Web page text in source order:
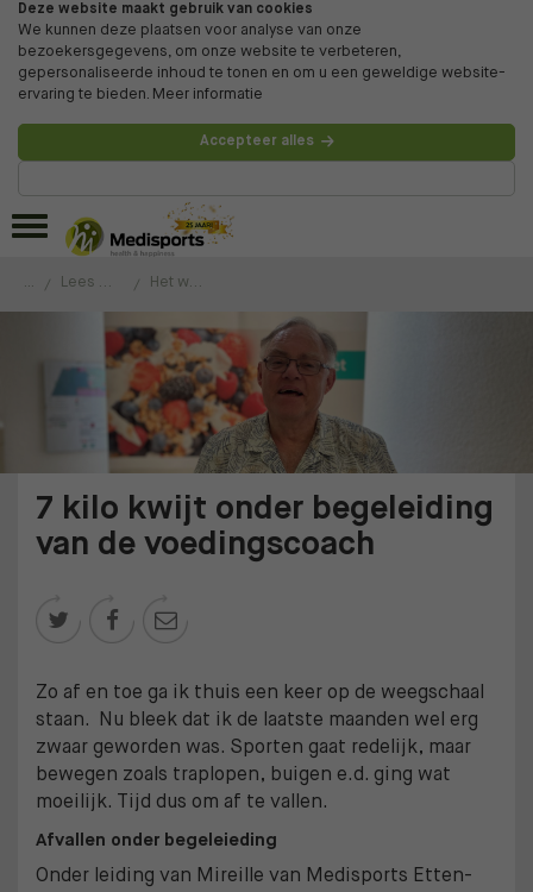
Deze website maakt gebruik van cookies
We kunnen deze plaatsen voor analyse van onze
bezoekersgegevens, om onze website te verbeteren,
gepersonaliseerde inhoud te tonen en om u een geweldige website-
ervaring te bieden. Meer informatie
Accepteer alles
... Lees de ervaringen van onze klanten Het was tijd om af te vallen!
7 kilo kwijt onder begeleiding
van de voedingscoach
  
Zo af en toe ga ik thuis een keer op de weegschaal
staan. Nu bleek dat ik de laatste maanden wel erg
zwaar geworden was. Sporten gaat redelijk, maar
bewegen zoals traplopen, buigen e.d. ging wat
moeilijk. Tijd dus om af te vallen.
Afvallen onder begeleieding
Onder leiding van Mireille van Medisports Etten-